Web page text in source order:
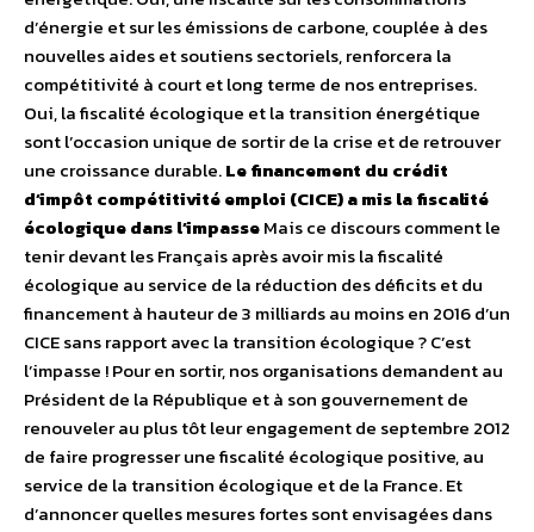
d’énergie et sur les émissions de carbone, couplée à des
nouvelles aides et soutiens sectoriels, renforcera la
compétitivité à court et long terme de nos entreprises.
Oui, la fiscalité écologique et la transition énergétique
sont l’occasion unique de sortir de la crise et de retrouver
une croissance durable.Le financement du crédit
d’impôt compétitivité emploi (CICE) a mis la fiscalité
écologique dans l’impasseMais ce discours comment le
tenir devant les Français après avoir mis la fiscalité
écologique au service de la réduction des déficits et du
financement à hauteur de 3 milliards au moins en 2016 d’un
CICE sans rapport avec la transition écologique ? C’est
l’impasse ! Pour en sortir, nos organisations demandent au
Président de la République et à son gouvernement de
renouveler au plus tôt leur engagement de septembre 2012
de faire progresser une fiscalité écologique positive, au
service de la transition écologique et de la France. Et
d’annoncer quelles mesures fortes sont envisagées dans